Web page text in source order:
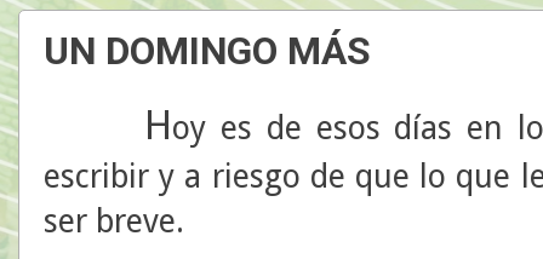
UN DOMINGO MÁS
Hoy es de esos días en
escribir y a riesgo de que lo que
ser breve.